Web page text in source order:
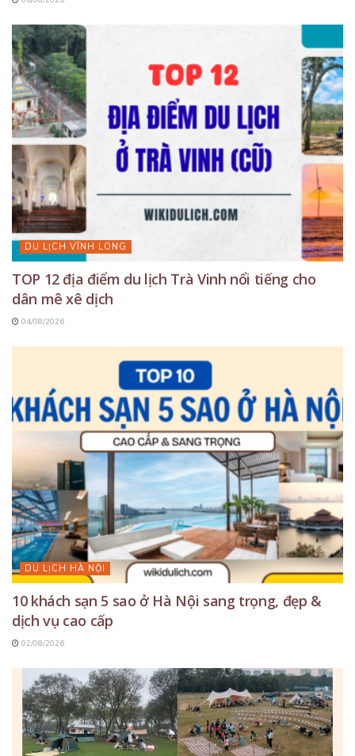
DU LỊCH VĨNH LONG
TOP 12 địa điểm du lịch Trà Vinh nổi tiếng cho
dân mê xê dịch
04/08/2026
DU LỊCH HÀ NỘI
10 khách sạn 5 sao ở Hà Nội sang trọng, đẹp &
dịch vụ cao cấp
02/08/2026